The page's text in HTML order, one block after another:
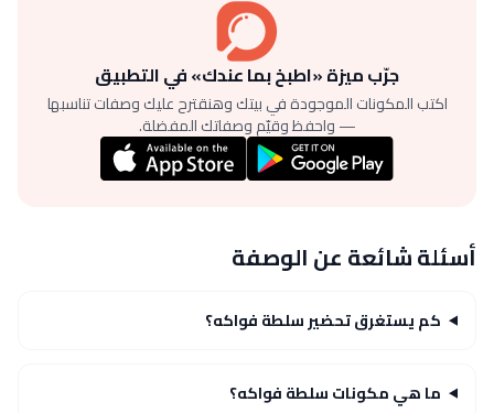
جرّب ميزة «اطبخ بما عندك» في التطبيق
اكتب المكونات الموجودة في بيتك وهنقترح عليك وصفات تناسبها
— واحفظ وقيّم وصفاتك المفضلة.
أسئلة شائعة عن الوصفة
كم يستغرق تحضير سلطة فواكه؟
ما هي مكونات سلطة فواكه؟